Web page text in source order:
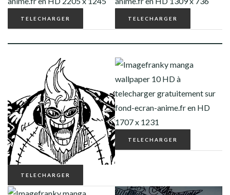
TELECHARGER TELECHARGER
TELECHARGER
TELECHARGER